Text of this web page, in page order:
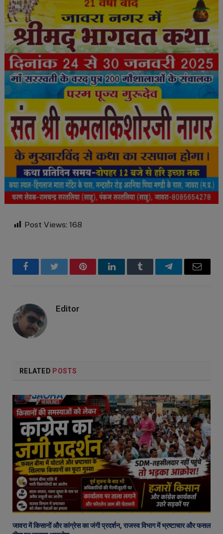
Post Views: 168
FacebookTwitter PinterestLinkedInTumblr TelegramEmail
Editor
RELATED POSTS
जावरा में किसानों और कांग्रेस का जंगी प्रदर्शन, राजस्व विभाग में भ्रष्टाचार और फसल